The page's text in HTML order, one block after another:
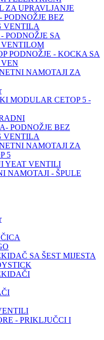
ZA UPRAVLJANJE
PODNOŽJE BEZ
VENTILA
PODNOŽJE SA
VENTILOM
PODNOŽJE - KOCKA SA
NAMOTAJI ZA
MODULAR CETOP 5 -
PODNOŽJE BEZ
VENTILA
NAMOTAJI ZA
5
YEAT VENTILI
NAMOTAJI - ŠPULE
SA ŠEST MIJESTA
- PRIKLJUČCI I